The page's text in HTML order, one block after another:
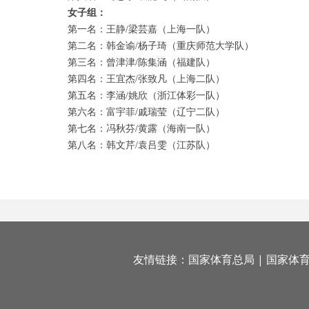
女子组：
第一名：王静/梁芸嘉（上海一队）
第二名：韩金谕/杨子琦（重庆师范大学队）
第三名：曾津津/陈集涵（福建队）
第四名：王宜杰/张致凡（上海二队）
第五名：李涵/姚欣（浙江体彩一队）
第六名：富宇菲/戚瑞莹（辽宁二队）
第七名：冯秋芬/黄露（海南一队）
第八名：韩文芹/袁吕雯（江苏队）
友情链接： 国家体育总局 | 国家体